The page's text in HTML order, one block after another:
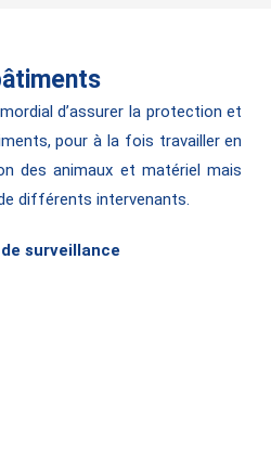
d’assurer la protection et
pour à la fois travailler en
des animaux et matériel mais
différents intervenants.
surveillance